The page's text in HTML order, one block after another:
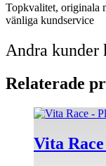
Topkvalitet, originala
vänliga kundservice
Andra kunder
Relaterade
Vita
Den
produkten
har